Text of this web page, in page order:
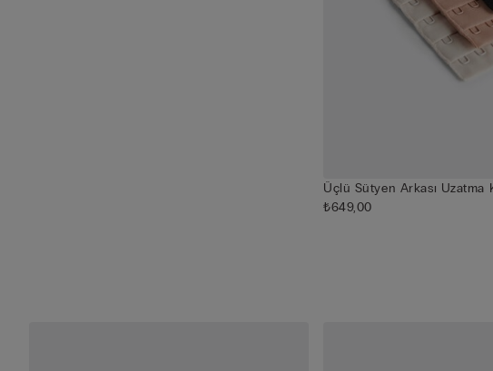
Üçlü Sütyen Arkası Uzatma
₺649,00